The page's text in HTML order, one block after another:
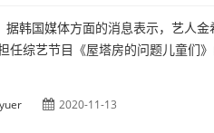
据韩国媒体方面的消息表示，艺人
任综艺节目《屋塔房的问题儿童们
2020-11-13